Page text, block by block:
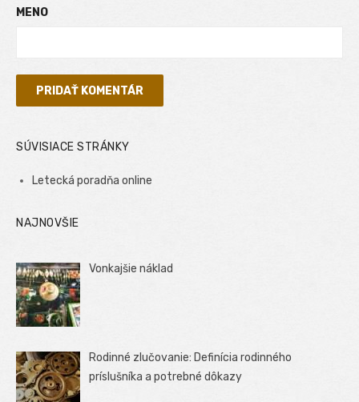
MENO
SÚVISIACE STRÁNKY
Letecká poradňa online
NAJNOVŠIE
Vonkajšie náklad
Rodinné zlučovanie: Definícia rodinného
príslušníka a potrebné dôkazy